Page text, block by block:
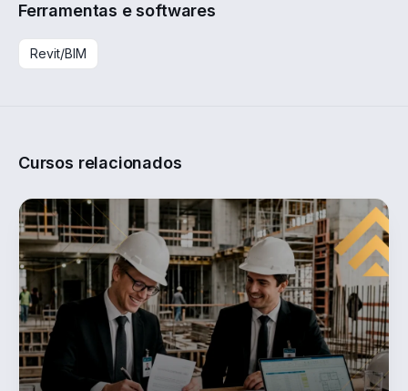
Ferramentas e softwares
Revit/BIM
Cursos relacionados